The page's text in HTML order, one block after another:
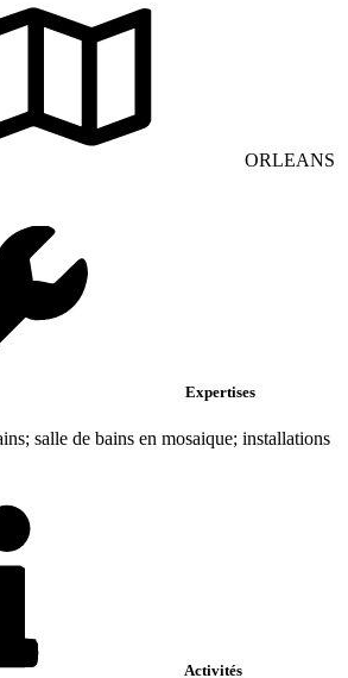
ORLEANS
Expertises
salle de bains en mosaique; installations
Activités